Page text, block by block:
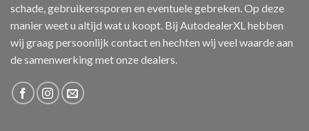
schade, gebruikerssporen en eventuele gebreken. Op deze
manier weet u altijd wat u koopt. Bij AutodealerXL hebben
wij graag persoonlijk contact en hechten wij veel waarde aan
de samenwerking met onze dealers.